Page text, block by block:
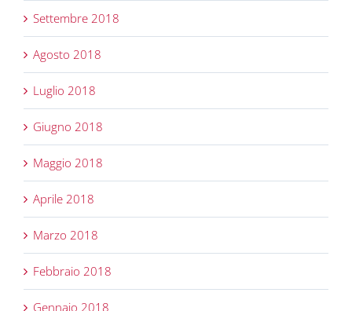
Settembre 2018
Agosto 2018
Luglio 2018
Giugno 2018
Maggio 2018
Aprile 2018
Marzo 2018
Febbraio 2018
Gennaio 2018